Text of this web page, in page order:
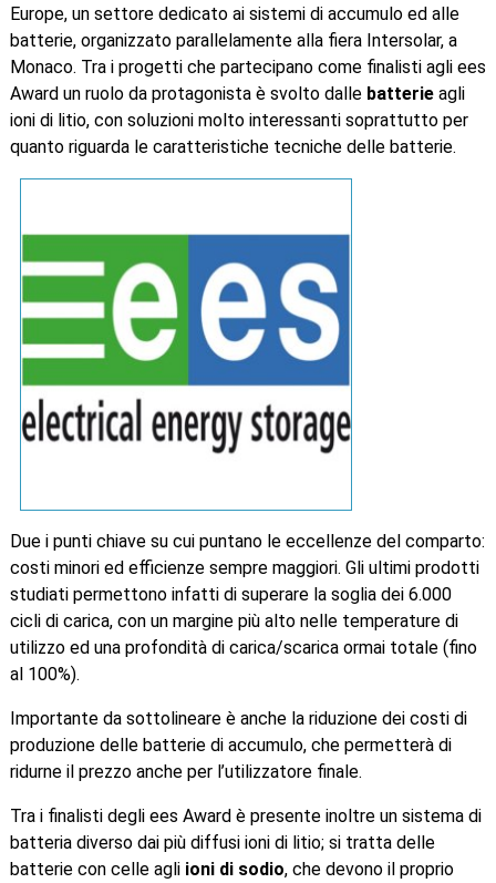
Europe, un settore dedicato ai sistemi di accumulo ed alle
batterie, organizzato parallelamente alla fiera Intersolar, a
Monaco. Tra i progetti che partecipano come finalisti agli ees
Award un ruolo da protagonista è svolto dalle batterieagli
ioni di litio, con soluzioni molto interessanti soprattutto per
quanto riguarda le caratteristiche tecniche delle batterie.
Due i punti chiave su cui puntano le eccellenze del comparto:
costi minori ed efficienze sempre maggiori. Gli ultimi prodotti
studiati permettono infatti di superare la soglia dei 6.000
cicli di carica, con un margine più alto nelle temperature di
utilizzo ed una profondità di carica/scarica ormai totale (fino
al 100%).
Importante da sottolineare è anche la riduzione dei costi di
produzione delle batterie di accumulo, che permetterà di
ridurne il prezzo anche per l’utilizzatore finale.
Tra i finalisti degli ees Award è presente inoltre un sistema di
batteria diverso dai più diffusi ioni di litio; si tratta delle
batterie con celle agliioni di sodio, che devono il proprio